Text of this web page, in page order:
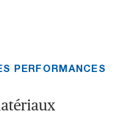
PERFORMANCES